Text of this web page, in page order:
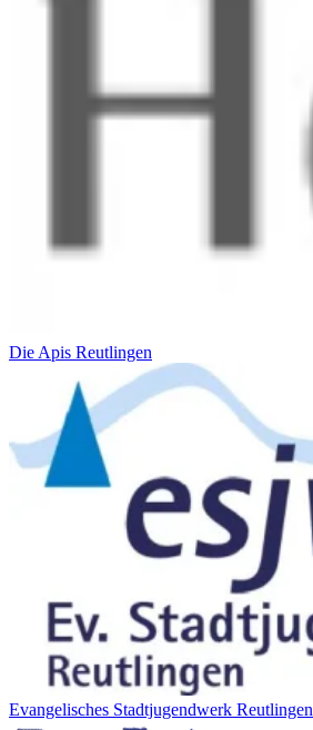
Die Apis Reutlingen
Evangelisches Stadtjugendwerk Reutlingen